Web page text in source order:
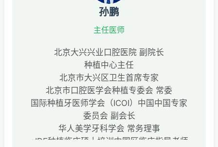
孙鹏
主任医师
北京大兴兴业口腔医院 副院长
种植中心主任
北京市大兴区卫生首席专家
北京市口腔医学会种植专委会 常委
国际种植牙医师学会（ICOI）中国中国专家
委员会 副会长
华人美学牙科学会 常务理事
gIDE种植临床硕士培训中国区临床指导老师